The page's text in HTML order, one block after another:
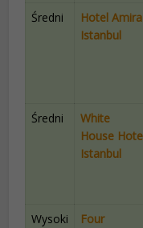
Średni
Hotel Amira
Istanbul
Średni
White
House
Istanbul
Wysoki
Four